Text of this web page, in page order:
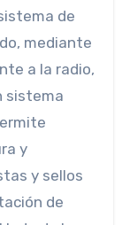
de
mediante
a la radio,
sistema
y
y sellos
de